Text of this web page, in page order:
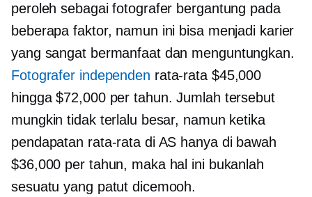
peroleh sebagai fotografer bergantung pada
beberapa faktor, namun ini bisa menjadi karier
yang sangat bermanfaat dan menguntungkan.
Fotografer independen rata-rata $45,000
hingga $72,000 per tahun. Jumlah tersebut
mungkin tidak terlalu besar, namun ketika
pendapatan rata-rata di AS hanya di bawah
$36,000 per tahun, maka hal ini bukanlah
sesuatu yang patut dicemooh.